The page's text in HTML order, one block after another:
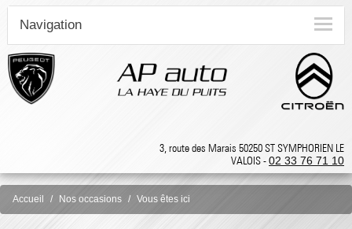
Navigation
3, route des Marais 50250 ST SYMPHORIEN LE
VALOIS -02 33 76 71 10
Accueil Nos occasions Vous êtes ici